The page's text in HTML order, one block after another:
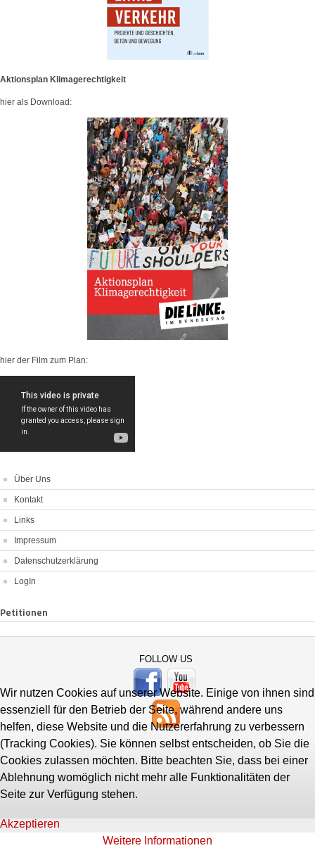
Aktionsplan Klimagerechtigkeit
hier als Download:
hier der Film zum Plan:
Über Uns
Kontakt
Links
Impressum
Datenschutzerklärung
LogIn
Petitionen
FOLLOW US
Wir nutzen Cookies auf unserer Website. Einige von ihnen sind
essenziell für den Betrieb der Seite, während andere uns
helfen, diese Website und die Nutzererfahrung zu verbessern
(Tracking Cookies). Sie können selbst entscheiden, ob Sie die
Cookies zulassen möchten. Bitte beachten Sie, dass bei einer
Ablehnung womöglich nicht mehr alle Funktionalitäten der
Seite zur Verfügung stehen.
Akzeptieren
Weitere Informationen